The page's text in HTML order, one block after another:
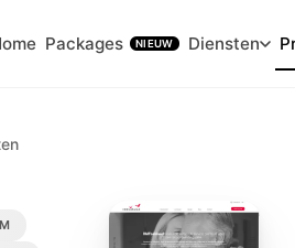
Packages NIEUW Diensten